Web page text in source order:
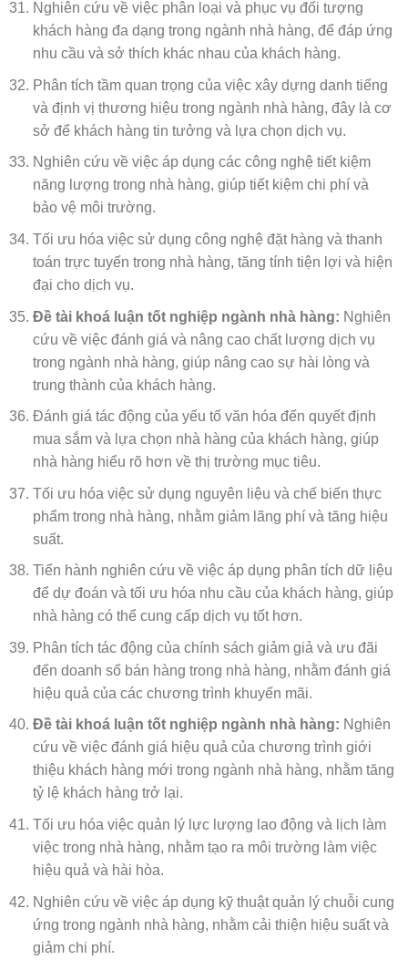
Nghiên cứu về việc phân loại và phục vụ đối tượng
khách hàng đa dạng trong ngành nhà hàng, để đáp ứng
nhu cầu và sở thích khác nhau của khách hàng.
Phân tích tầm quan trọng của việc xây dựng danh tiếng
và định vị thương hiệu trong ngành nhà hàng, đây là cơ
sở để khách hàng tin tưởng và lựa chọn dịch vụ.
Nghiên cứu về việc áp dụng các công nghệ tiết kiệm
năng lượng trong nhà hàng, giúp tiết kiệm chi phí và
bảo vệ môi trường.
Tối ưu hóa việc sử dụng công nghệ đặt hàng và thanh
toán trực tuyến trong nhà hàng, tăng tính tiện lợi và hiện
đại cho dịch vụ.
Đề tài khoá luận tốt nghiệp ngành nhà hàng: Nghiên
cứu về việc đánh giá và nâng cao chất lượng dịch vụ
trong ngành nhà hàng, giúp nâng cao sự hài lòng và
trung thành của khách hàng.
Đánh giá tác động của yếu tố văn hóa đến quyết định
mua sắm và lựa chọn nhà hàng của khách hàng, giúp
nhà hàng hiểu rõ hơn về thị trường mục tiêu.
Tối ưu hóa việc sử dụng nguyên liệu và chế biến thực
phẩm trong nhà hàng, nhằm giảm lãng phí và tăng hiệu
suất.
Tiến hành nghiên cứu về việc áp dụng phân tích dữ liệu
để dự đoán và tối ưu hóa nhu cầu của khách hàng, giúp
nhà hàng có thể cung cấp dịch vụ tốt hơn.
Phân tích tác động của chính sách giảm giả và ưu đãi
đến doanh số bán hàng trong nhà hàng, nhằm đánh giá
hiệu quả của các chương trình khuyến mãi.
Đề tài khoá luận tốt nghiệp ngành nhà hàng: Nghiên
cứu về việc đánh giá hiệu quả của chương trình giới
thiệu khách hàng mới trong ngành nhà hàng, nhằm tăng
tỷ lệ khách hàng trở lại.
Tối ưu hóa việc quản lý lực lượng lao động và lịch làm
việc trong nhà hàng, nhằm tạo ra môi trường làm việc
hiệu quả và hài hòa.
Nghiên cứu về việc áp dụng kỹ thuật quản lý chuỗi cung
ứng trong ngành nhà hàng, nhằm cải thiện hiệu suất và
giảm chi phí.